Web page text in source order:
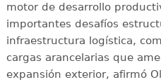
motor de desarrollo
importantes desafíos
infraestructura logística,
cargas arancelarias que
expansión exterior, afirmó